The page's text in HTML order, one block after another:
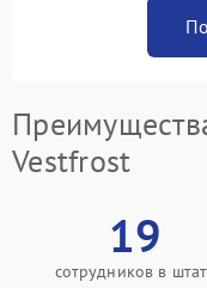
Vestfrost
19
сотрудников в